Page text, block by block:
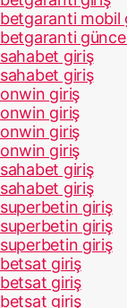
betgaranti mobil
betgaranti
sahabet giriş
sahabet giriş
onwin giriş
onwin giriş
onwin giriş
onwin giriş
sahabet giriş
sahabet giriş
superbetin giriş
superbetin giriş
superbetin giriş
betsat giriş
betsat giriş
betsat giriş